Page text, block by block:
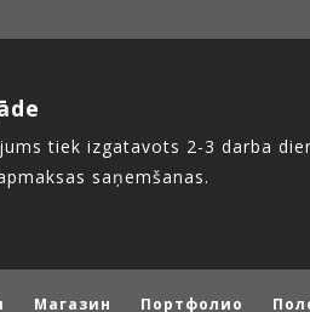
tiek izgatavots 2-3 darba
saņemšanas.
Магазин Портфолио